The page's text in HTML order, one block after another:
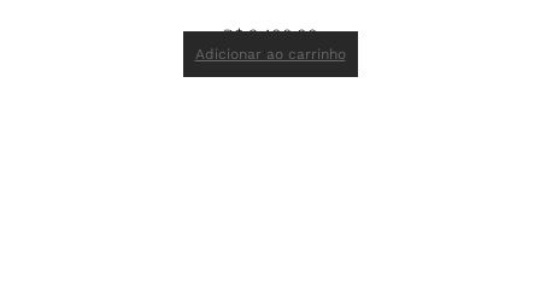
R$3.400,00
Adicionar ao carrinho